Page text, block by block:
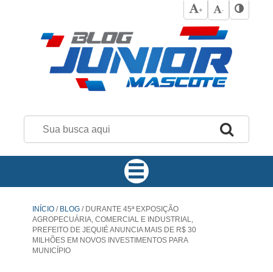
+ -
INÍCIO / BLOG /DURANTE 45ª EXPOSIÇÃO
AGROPECUÁRIA, COMERCIAL E INDUSTRIAL,
PREFEITO DE JEQUIÉ ANUNCIA MAIS DE R$ 30
MILHÕES EM NOVOS INVESTIMENTOS PARA
MUNICÍPIO